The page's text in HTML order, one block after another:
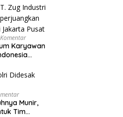
Karyawan
Hak
Negeri
Munir,
Tim